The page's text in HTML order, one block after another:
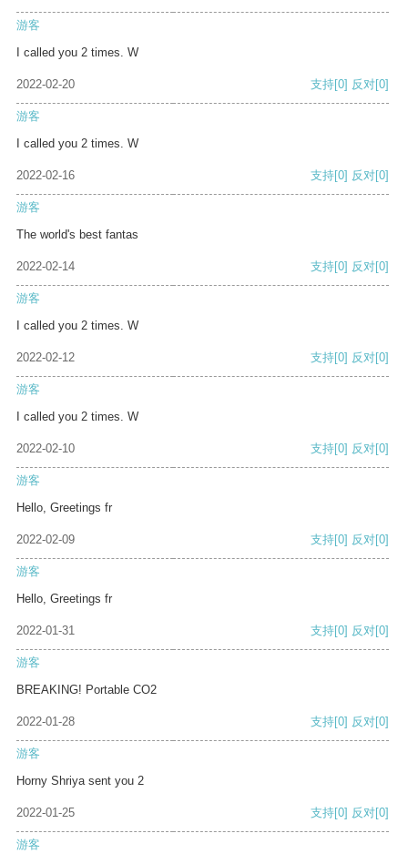
游客
I called you 2 times. W
2022-02-20 支持[0] 反对[0]
游客
I called you 2 times. W
2022-02-16 支持[0] 反对[0]
游客
The world's best fantas
2022-02-14 支持[0] 反对[0]
游客
I called you 2 times. W
2022-02-12 支持[0] 反对[0]
游客
I called you 2 times. W
2022-02-10 支持[0] 反对[0]
游客
Hello, Greetings fr
2022-02-09 支持[0] 反对[0]
游客
Hello, Greetings fr
2022-01-31 支持[0] 反对[0]
游客
BREAKING! Portable CO2
2022-01-28 支持[0] 反对[0]
游客
Horny Shriya sent you 2
2022-01-25 支持[0] 反对[0]
游客